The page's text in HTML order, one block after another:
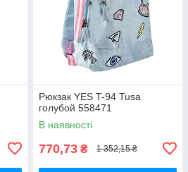
Рюкзак YES T-94 Tusa
голубой 558471
В наявності
770,73 ₴ 1 352,15 ₴